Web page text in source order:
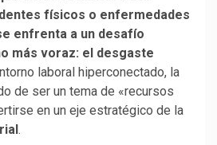
físicos o enfermedades
enfrenta a un desafío
más voraz: el desgaste
laboral hiperconectado, la
de ser un tema de «recursos
en un eje estratégico de la
.